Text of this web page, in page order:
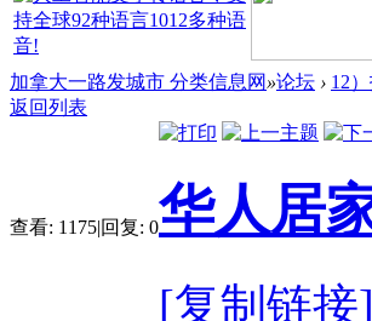
加拿大一路发城市 分类信息网 »论坛 › 12
返回列表
查看: 1175|回复: 0华人居
[复制链接]